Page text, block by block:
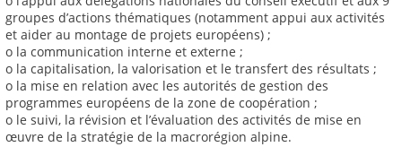
groupes d’actions thématiques (notamment appui aux activités
et aider au montage de projets européens) ;
o la communication interne et externe ;
o la capitalisation, la valorisation et le transfert des résultats ;
o la mise en relation avec les autorités de gestion des
programmes européens de la zone de coopération ;
o le suivi, la révision et l’évaluation des activités de mise en
œuvre de la stratégie de la macrorégion alpine.